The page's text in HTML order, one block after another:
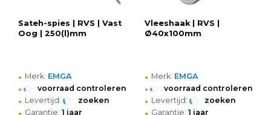
Sateh-spies | RVS | Vast
Oog | 250(l)mm
• Merk: EMGA
• voorraad controleren
• Levertijd: zoeken
Garantie: 1 jaar
Vleeshaak | RVS |
Ø40x100mm
• Merk: EMGA
• voorraad controleren
• Levertijd: zoeken
Garantie: 1 jaar